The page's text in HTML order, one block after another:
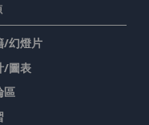
/幻燈片
/圖表
區